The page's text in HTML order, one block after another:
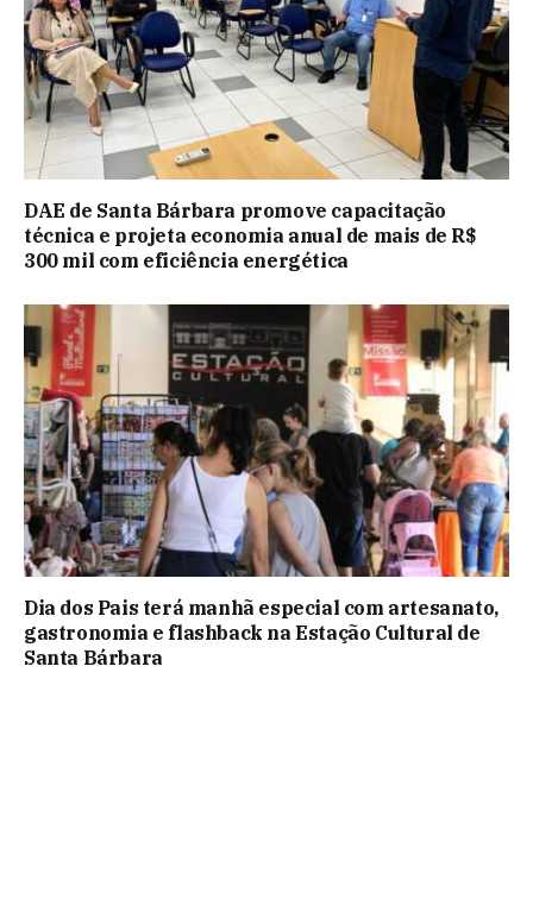
DAE de Santa Bárbara promove capacitação
técnica e projeta economia anual de mais de R$
300 mil com eficiência energética
Dia dos Pais terá manhã especial com artesanato,
gastronomia e flashback na Estação Cultural de
Santa Bárbara